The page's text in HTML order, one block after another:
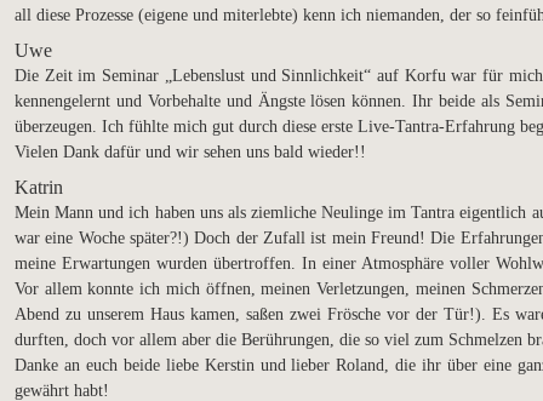
all diese Prozesse (eigene und miterlebte) kenn ich niemanden, der so
Uwe
Die Zeit im Seminar „Lebenslust und Sinnlichkeit“ auf Korfu war für
kennengelernt und Vorbehalte und Ängste lösen können. Ihr beide als
überzeugen. Ich fühlte mich gut durch diese erste Live-Tantra-Erfahrung
Vielen Dank dafür und wir sehen uns bald wieder!!
Katrin
Mein Mann und ich haben uns als ziemliche Neulinge im Tantra eigentlich
war eine Woche später?!) Doch der Zufall ist mein Freund! Die
meine Erwartungen wurden übertroffen. In einer Atmosphäre voller
Vor allem konnte ich mich öffnen, meinen Verletzungen, meinen
Abend zu unserem Haus kamen, saßen zwei Frösche vor der Tür!). Es
durften, doch vor allem aber die Berührungen, die so viel zum Schmelzen
Danke an euch beide liebe Kerstin und lieber Roland, die ihr über eine
gewährt habt!